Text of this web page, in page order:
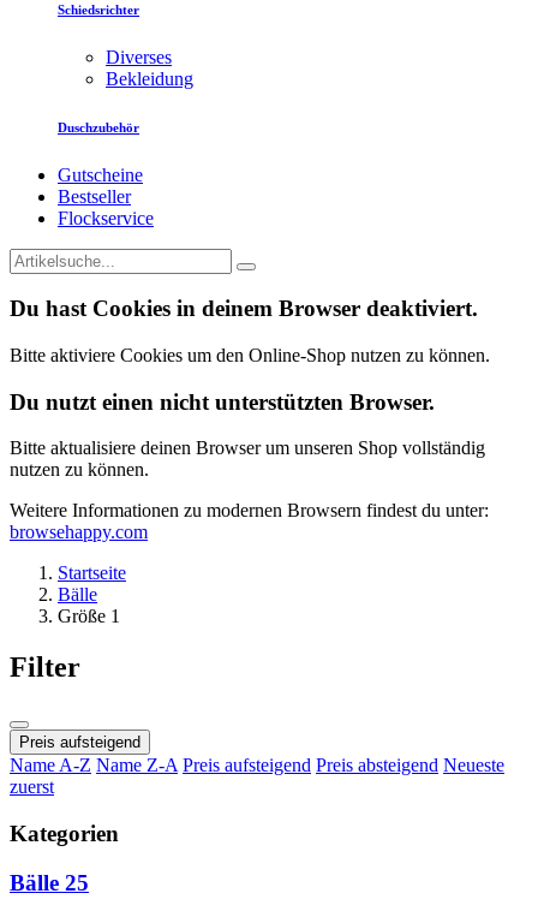
Schiedsrichter
Diverses
Bekleidung
Duschzubehör
Gutscheine
Bestseller
Flockservice
Du hast Cookies in deinem Browser deaktiviert.
Bitte aktiviere Cookies um den Online-Shop nutzen zu können.
Du nutzt einen nicht unterstützten Browser.
Bitte aktualisiere deinen Browser um unseren Shop vollständig
nutzen zu können.
Weitere Informationen zu modernen Browsern findest du unter:
browsehappy.com
Startseite
Bälle
Größe 1
Filter
Preis aufsteigend
Name A-Z Name Z-A Preis aufsteigend Preis absteigend Neueste
zuerst
Kategorien
Bälle 25